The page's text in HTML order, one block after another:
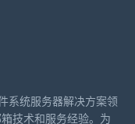
系统服务器解决方案领
技术和服务经验。为